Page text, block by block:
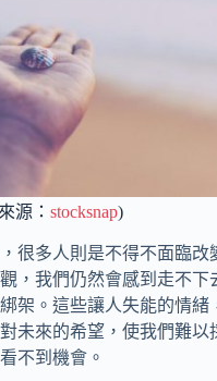
源：stocksnap)
很多人則是不得不面臨改
，我們仍然會感到走不下
架。這些讓人失能的情緒
未來的希望，使我們難以
不到機會。